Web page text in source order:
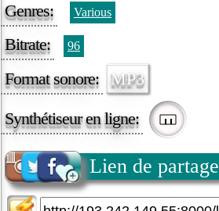
Genres:
Various
Bitrate: 96
Format sonore: MP3
Synthétiseur en ligne:
Lien de partage